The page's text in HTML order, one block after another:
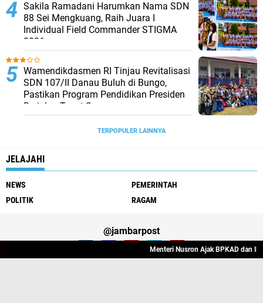
Sakila Ramadani Harumkan Nama SDN
88 Sei Mengkuang, Raih Juara I
Individual Field Commander STIGMA
2026
Wamendikdasmen RI Tinjau Revitalisasi
SDN 107/II Danau Buluh di Bungo,
Pastikan Program Pendidikan Presiden
Berjalan Tepat Sasaran
TERPOPULER LAINNYA
JELAJAHI
NEWS
PEMERINTAH
POLITIK
RAGAM
@jambarpost
Menteri Nusron Ajak BPKAD dan IPPAT